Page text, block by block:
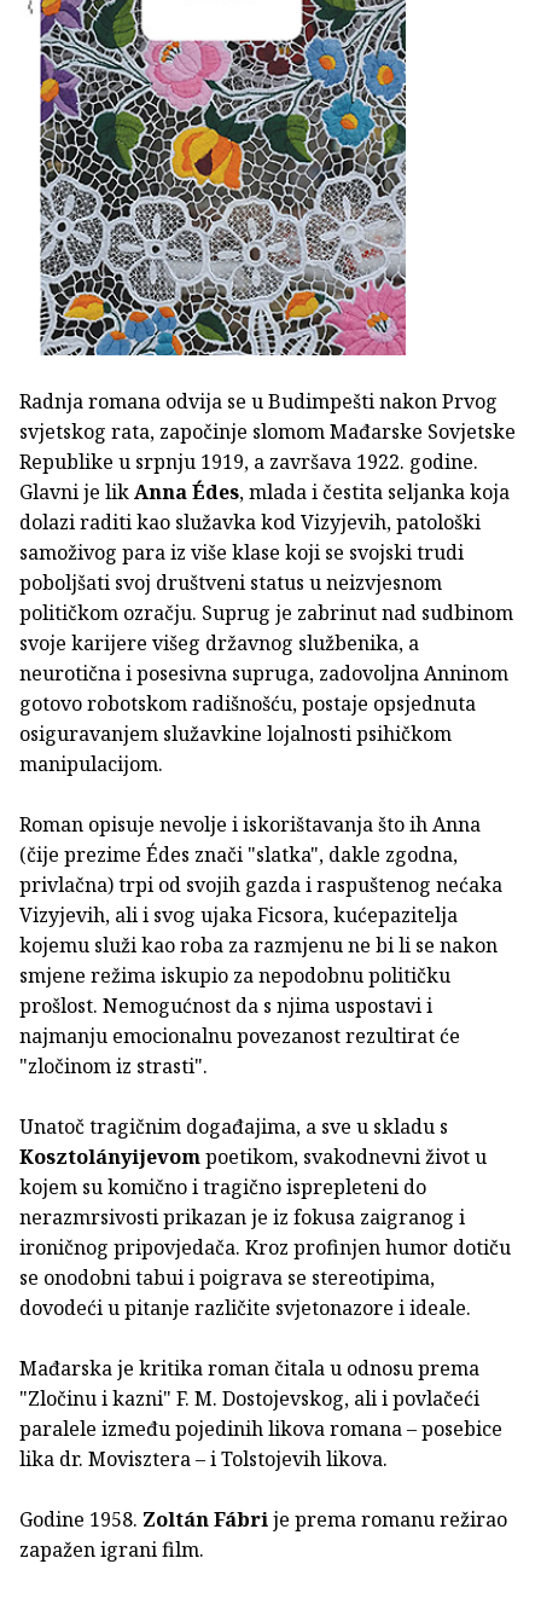
Radnja romana odvija se u Budimpešti nakon Prvog
svjetskog rata, započinje slomom Mađarske Sovjetske
Republike u srpnju 1919, a završava 1922. godine.
Glavni je likAnna Édes, mlada i čestita seljanka koja
dolazi raditi kao služavka kod Vizyjevih, patološki
samoživog para iz više klase koji se svojski trudi
poboljšati svoj društveni status u neizvjesnom
političkom ozračju. Suprug je zabrinut nad sudbinom
svoje karijere višeg državnog službenika, a
neurotična i posesivna supruga, zadovoljna Anninom
gotovo robotskom radišnošću, postaje opsjednuta
osiguravanjem služavkine lojalnosti psihičkom
manipulacijom.
Roman opisuje nevolje i iskorištavanja što ih Anna
(čije prezime Édes znači "slatka", dakle zgodna,
privlačna) trpi od svojih gazda i raspuštenog nećaka
Vizyjevih, ali i svog ujaka Ficsora, kućepazitelja
kojemu služi kao roba za razmjenu ne bi li se nakon
smjene režima iskupio za nepodobnu političku
prošlost. Nemogućnost da s njima uspostavi i
najmanju emocionalnu povezanost rezultirat će
"zločinom iz strasti".
Unatoč tragičnim događajima, a sve u skladu s
Kosztolányijevompoetikom, svakodnevni život u
kojem su komično i tragično isprepleteni do
nerazmrsivosti prikazan je iz fokusa zaigranog i
ironičnog pripovjedača. Kroz profinjen humor dotiču
se onodobni tabui i poigrava se stereotipima,
dovodeći u pitanje različite svjetonazore i ideale.
Mađarska je kritika roman čitala u odnosu prema
"Zločinu i kazni" F. M. Dostojevskog, ali i povlačeći
paralele između pojedinih likova romana – posebice
lika dr. Movisztera – i Tolstojevih likova.
Godine 1958. Zoltán Fábrije prema romanu režirao
zapažen igrani film.